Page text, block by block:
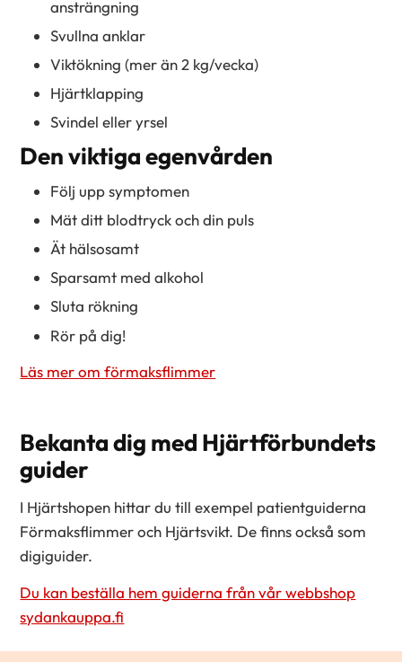
ansträngning
Svullna anklar
Viktökning (mer än 2 kg/vecka)
Hjärtklapping
Svindel eller yrsel
Den viktiga egenvården
Följ upp symptomen
Mät ditt blodtryck och din puls
Ät hälsosamt
Sparsamt med alkohol
Sluta rökning
Rör på dig!
Läs mer om förmaksflimmer
Bekanta dig med Hjärtförbundets
guider
I Hjärtshopen hittar du till exempel patientguiderna
Förmaksflimmer och Hjärtsvikt. De finns också som
digiguider.
Du kan beställa hem guiderna från vår webbshop
sydankauppa.fi